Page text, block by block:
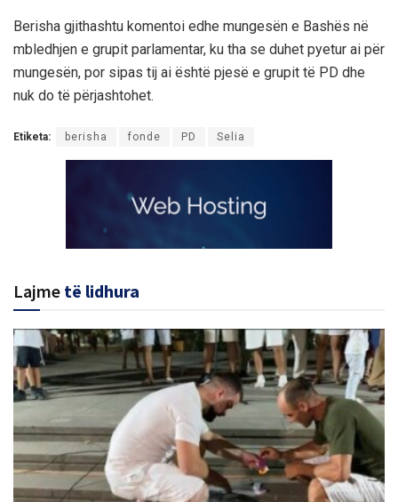
Berisha gjithashtu komentoi edhe mungesën e Bashës në
mbledhjen e grupit parlamentar, ku tha se duhet pyetur ai për
mungesën, por sipas tij ai është pjesë e grupit të PD dhe
nuk do të përjashtohet.
Etiketa: berisha fonde PD Selia
Lajme të lidhura